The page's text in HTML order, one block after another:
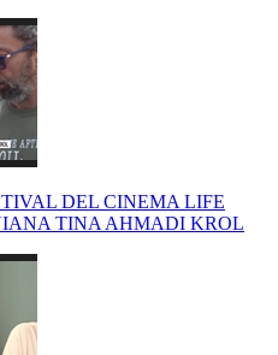
DEL CINEMA LIFE
TINA AHMADI KROL